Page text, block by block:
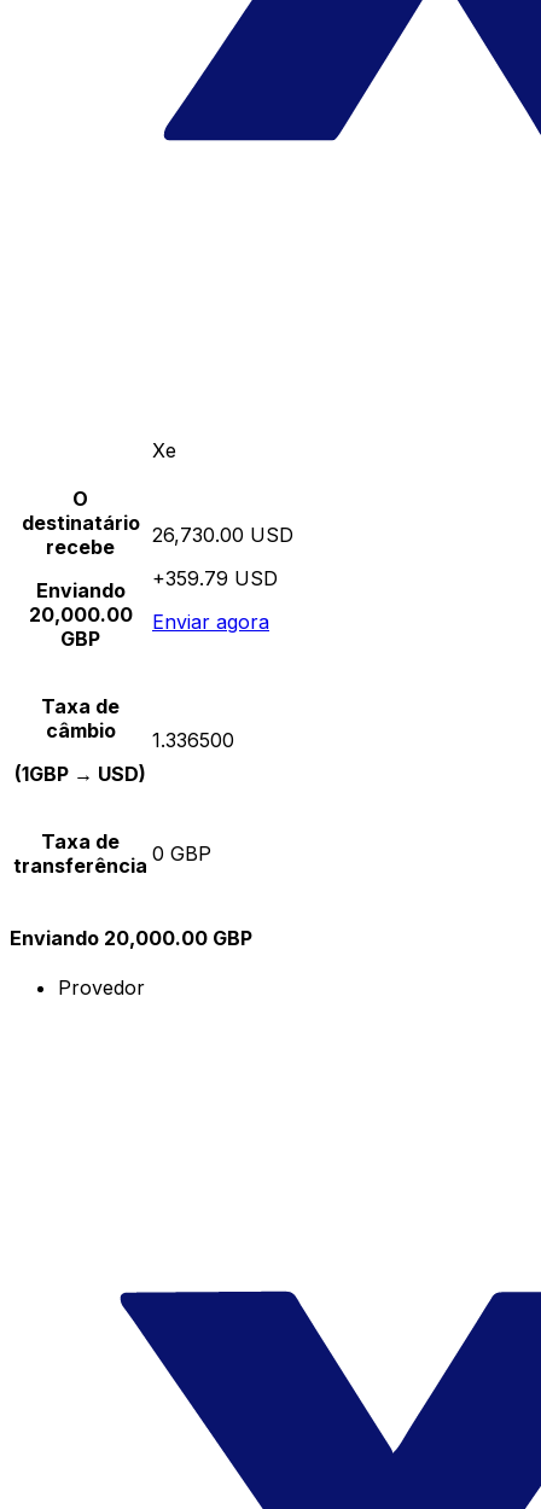
Xe
O
destinatário
recebe
Enviando
20,000.00
GBP
26,730.00 USD
+359.79 USD
Enviar agora
Taxa de
câmbio
(1GBP → USD)
1.336500
Taxa de
transferência 0 GBP
Enviando 20,000.00 GBP
Provedor